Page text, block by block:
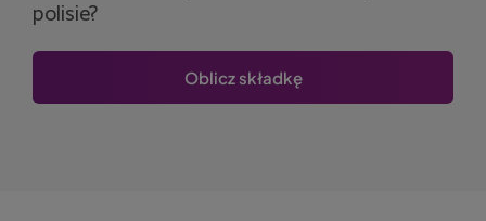
polisie?
Oblicz składkę